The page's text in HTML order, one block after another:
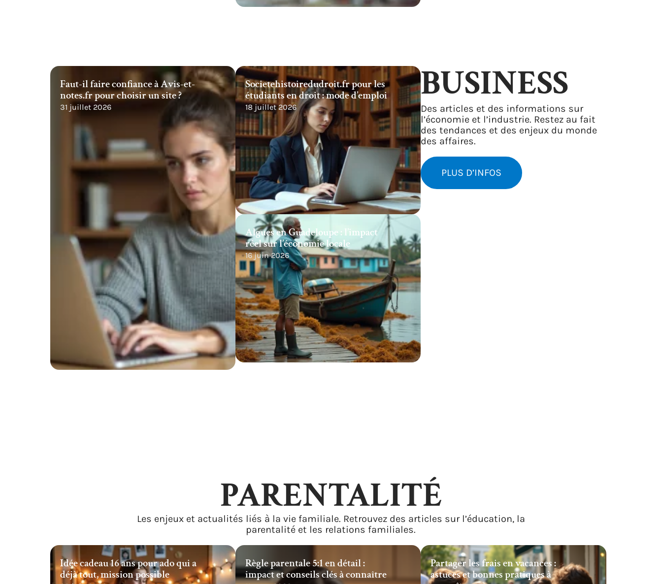
Faut-il faire confiance à Avis-et-
notes.fr pour choisir un site ?
31 juillet 2026
Societehistoiredudroit.fr pour les
étudiants en droit : mode d’emploi
18 juillet 2026
Algues en Guadeloupe : l’impact
réel sur l’économie locale
16 juin 2026
BUSINESS
Des articles et des informations sur
l’économie et l’industrie. Restez au fait
des tendances et des enjeux du monde
des affaires.
PLUS D’INFOS
PARENTALITÉ
Les enjeux et actualités liés à la vie familiale. Retrouvez des articles sur l’éducation, la
parentalité et les relations familiales.
Idée cadeau 16 ans pour ado qui a
déjà tout, mission possible
Règle parentale 5:1 en détail :
impact et conseils clés à connaître
Partager les frais en vacances :
astuces et bonnes pratiques à